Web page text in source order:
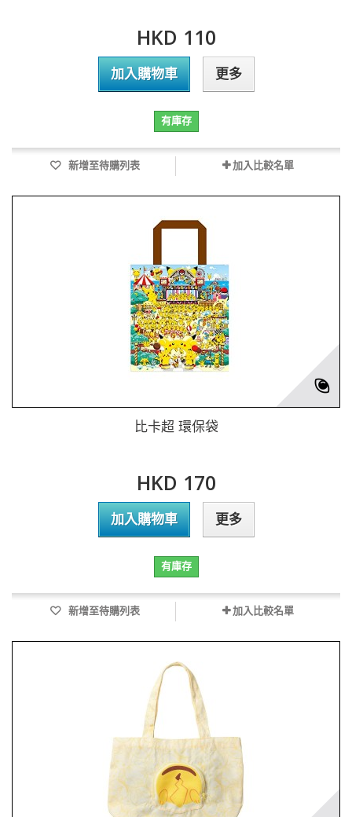
HKD 110
加入購物車 更多
有庫存
新增至待購列表 加入比較名單
比卡超 環保袋
HKD 170
加入購物車 更多
有庫存
新增至待購列表 加入比較名單